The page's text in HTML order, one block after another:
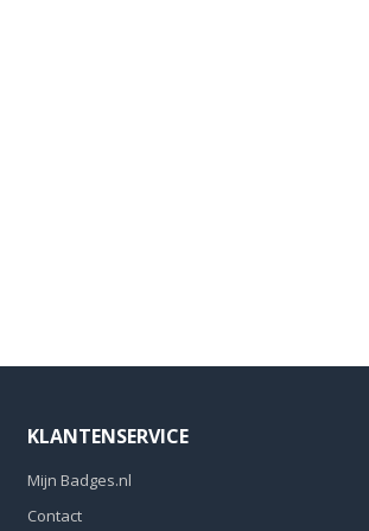
KLANTENSERVICE
Mijn Badges.nl
Contact